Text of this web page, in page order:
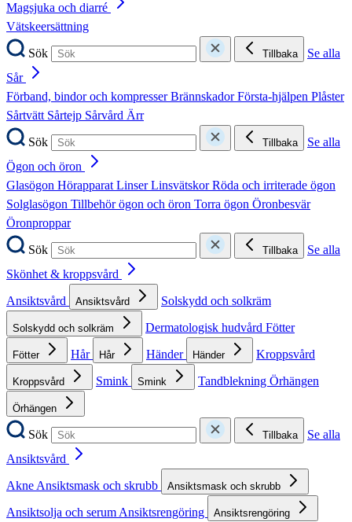
Magsjuka och diarré
Vätskeersättning
Sök
Tillbaka
Se alla
Sår
Förband, bindor och kompresserBrännskadorFörsta-hjälpen Plåster
Sårtvätt Sårtejp Sårvård Ärr
Sök
Tillbaka
Se alla
Ögon och öron
Glasögon HörapparatLinserLinsvätskorRöda och irriterade ögon
Solglasögon Tillbehör ögon och öron Torra ögon Öronbesvär
Öronproppar
Sök
Tillbaka
Se alla
Skönhet & kroppsvård
Ansiktsvård
Ansiktsvård Solskydd och solkräm
Solskydd och solkräm Dermatologisk hudvård Fötter
Fötter Hår Hår Händer Händer Kroppsvård
Kroppsvård Smink Smink Tandblekning Örhängen
Örhängen
Sök Tillbaka
Se alla
Ansiktsvård
AkneAnsiktsmask och skrubb Ansiktsmask och skrubb
Ansiktsolja och serumAnsiktsrengöring Ansiktsrengöring